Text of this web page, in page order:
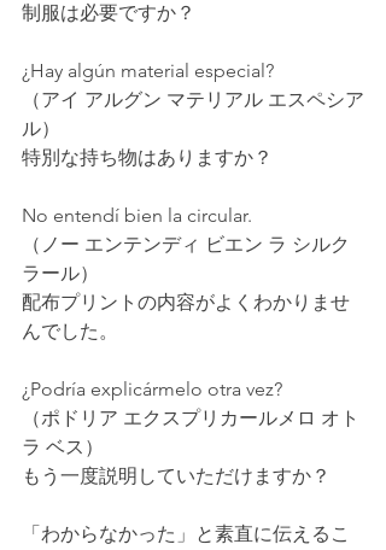
制服は必要ですか？
¿Hay algún material especial?
（アイ アルグン マテリアル エスペシア
ル）
特別な持ち物はありますか？
No entendí bien la circular.
（ノー エンテンディ ビエン ラ シルク
ラール）
配布プリントの内容がよくわかりませ
んでした。
¿Podría explicármelo otra vez?
（ポドリア エクスプリカールメロ オト
ラ ベス）
もう一度説明していただけますか？
「わからなかった」と素直に伝えるこ